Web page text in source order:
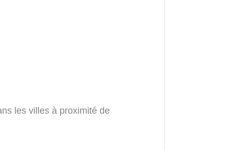
les villes à proximité de